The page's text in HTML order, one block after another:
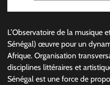
L’Observatoire de la musique
Sénégal) œuvre pour un
Afrique. Organisation
disciplines littéraires et
Sénégal est une force de